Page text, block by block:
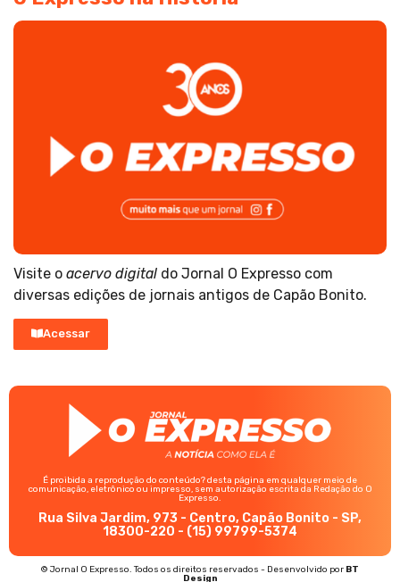
Visite o acervo digital do Jornal O Expresso com
diversas edições de jornais antigos de Capão Bonito.
Acessar
É proibida a reprodução do conteúdo? desta página em qualquer meio de
comunicação, eletrônico ou impresso, sem autorização escrita da Redação do O
Expresso.
Rua Silva Jardim, 973 - Centro, Capão Bonito - SP,
18300-220 - (15) 99799-5374
© Jornal O Expresso. Todos os direitos reservados - Desenvolvido por BT
Design